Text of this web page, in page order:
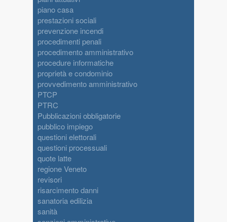
piano casa
prestazioni sociali
prevenzione incendi
procedimenti penali
procedimento amministrativo
procedure informatiche
proprietà e condominio
provvedimento amministrativo
PTCP
PTRC
Pubblicazioni obbligatorie
pubblico impiego
questioni elettorali
questioni processuali
quote latte
regione Veneto
revisori
risarcimento danni
sanatoria edilizia
sanità